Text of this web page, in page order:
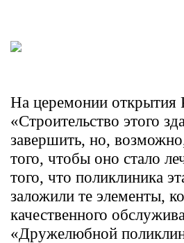
На церемонии открытия
«Строительство этого
завершить, но,
того, чтобы оно стало
того, что поликлиника
заложили те элементы,
качественного
«Дружелюбной